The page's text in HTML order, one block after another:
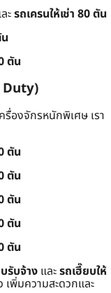
ะรถเครนให้เช่า 80 ตัน
ตัน
Duty)
องจักรหนักพิเศษ เรา
ตัน
ตัน
ตัน
ตัน
ตัน
รับจ้าง และรถเฮี๊ยบให้
พิ่มความสะดวกและ